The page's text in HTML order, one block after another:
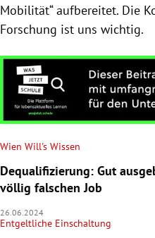
Mobilität“ aufbereitet. Die
Forschung ist uns wichtig.
Wien Will's Wissen
Dequalifizierung: Gut
völlig falschen Job
26.06.2024
Entgeltliche Einschaltung